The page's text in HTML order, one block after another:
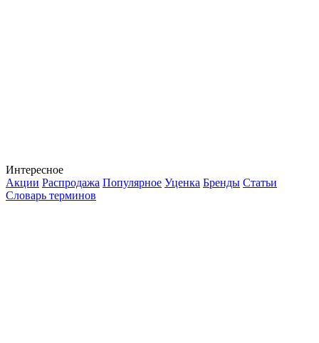
Интересное
Акции Распродажа Популярное Уценка Бренды Статьи
Словарь терминов